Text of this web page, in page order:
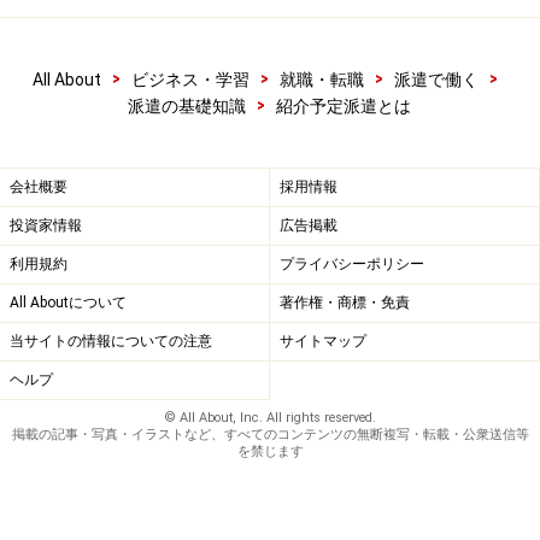
All About > ビジネス・学習 > 就職・転職 > 派遣で働く
>
派遣の基礎知識
> 紹介予定派遣とは
会社概要 採用情報
投資家情報 広告掲載
利用規約 プライバシーポリシー
All Aboutについて 著作権・商標・免責
当サイトの情報についての注意 サイトマップ
ヘルプ
© All About, Inc. All rights reserved.
掲載の記事・写真・イラストなど、すべてのコンテンツの無断複写・転載・公衆送信等
を禁じます